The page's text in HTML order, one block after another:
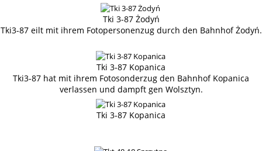
Tki 3-87 Żodyń
Tki3-87 eilt mit ihrem Fotopersonenzug durch den Bahnhof Żodyń.
Tki 3-87 Kopanica
Tki3-87 hat mit ihrem Fotosonderzug den Bahnhof Kopanica
verlassen und dampft gen Wolsztyn.
Tki 3-87 Kopanica